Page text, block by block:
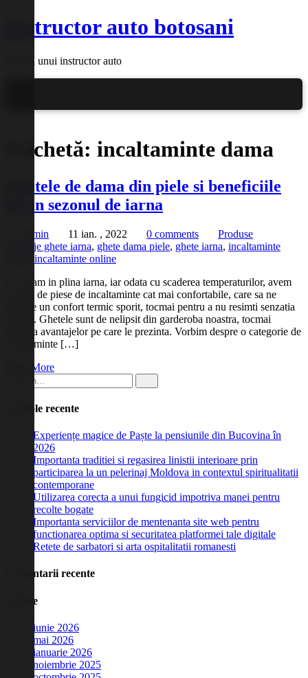
Instructor auto botosani
Blogul unui instructor auto
Etichetă: incaltaminte dama
Ghetele de dama din piele si beneficiile
lor in sezonul de iarna
admin 11 ian. , 2022 0 comments
Produse
avantaje ghete iarna, ghete dama piele, ghete iarna, incaltaminte
incaltaminte online
Ne aflam in plina iarna, iar odata cu scaderea temperaturilor, avem
nevoie de piese de incaltaminte cat mai confortabile, care sa ne
asigure un confort termic sporit, tocmai pentru a nu resimti senzatia
de frig. Ghetele sunt de nelipsit din garderoba noastra, tocmai
datorita avantajelor pe care le prezinta. Vorbim despre o categorie de
incaltaminte […]
Read More
Articole recente
Experiențe magice de Paște la pensiunile din Bucovina în
2026
Importanta traditiei si regasirea linistii interioare prin
participarea la un pelerinaj Moldova in contextul spiritualitatii
contemporane
Utilizarea corecta a unui fungicid impotriva manei pentru
recolte bogate
Importanta serviciilor de mentenanta site web pentru
functionarea optima si securitatea platformei tale digitale
Retete de sarbatori si arta ospitalitatii romanesti
Comentarii recente
Arhive
iunie 2026
mai 2026
ianuarie 2026
noiembrie 2025